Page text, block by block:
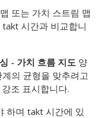
또는 가치 스트림 맵
takt 시간과 비교합니
- 가치 흐름 지도 양
의 균형을 맞추려고
조 표시합니다.
하며 takt 시간에 있